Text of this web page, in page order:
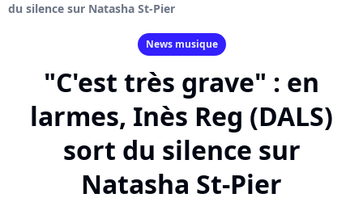
du silence sur Natasha St-Pier
News musique
"C'est très grave" : en
larmes, Inès Reg (DALS)
sort du silence sur
Natasha St-Pier